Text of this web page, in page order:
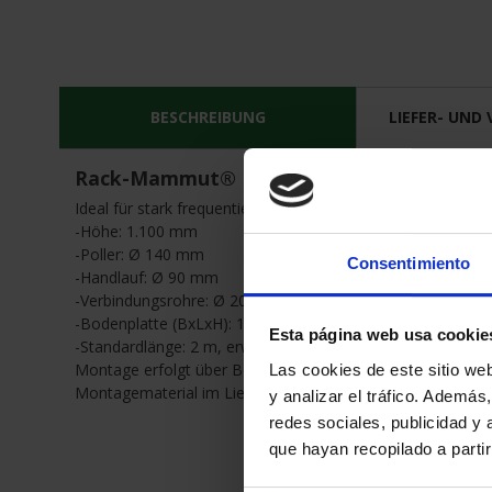
Consentimiento
Esta página web usa
Las cookies de este sitio
y analizar el tráfico.
redes sociales, publicidad y
que hayan recopilado a
BESCHREIBUNG LIEFER- UND
Rack-Mammut® Handlauf Doppelplanke
Ideal für stark frequentierte Bereiche mit sehr hohem
-Höhe: 1.100 mm
-Poller: Ø 140 mm
-Handlauf: Ø 90 mm
-Verbindungsrohre: Ø 200 mm
-Bodenplatte (BxLxH): 180 mm x 180 mm x 12 mm
-Standardlänge: 2 m, erweiterbar um je 2 m
Montage erfolgt über Bodenplatte mittels Bodenankern.
Montagematerial im Lieferumfang enthalten.